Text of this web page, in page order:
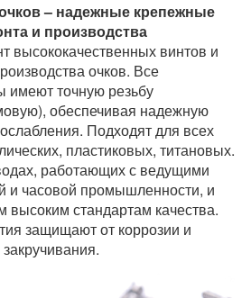
– надежные крепежные
и производства
высококачественных винтов и
очков. Все
имеют точную резьбу
обеспечивая надежную
Подходят для всех
пластиковых, титановых.
работающих с ведущими
и часовой промышленности, и
высоким стандартам качества.
защищают от коррозии и